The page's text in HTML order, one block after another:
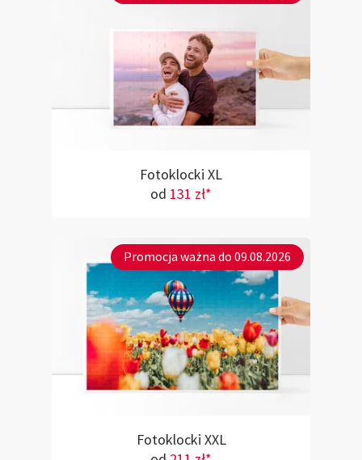
Fotoklocki XL
od 131 zł*
Promocja ważna do 09.08.2026
Fotoklocki XXL